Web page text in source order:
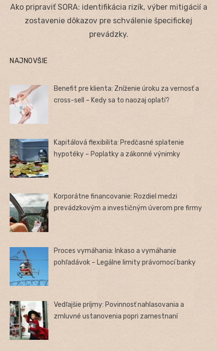
Ako pripraviť SORA: identifikácia rizík, výber mitigácií a
zostavenie dôkazov pre schválenie špecifickej
prevádzky.
NAJNOVŠIE
Benefit pre klienta: Zníženie úroku za vernosť a
cross-sell – Kedy sa to naozaj oplatí?
Kapitálová flexibilita: Predčasné splatenie
hypotéky – Poplatky a zákonné výnimky
Korporátne financovanie: Rozdiel medzi
prevádzkovým a investičným úverom pre firmy
Proces vymáhania: Inkaso a vymáhanie
pohľadávok – Legálne limity právomocí banky
Vedľajšie príjmy: Povinnosť nahlasovania a
zmluvné ustanovenia popri zamestnaní